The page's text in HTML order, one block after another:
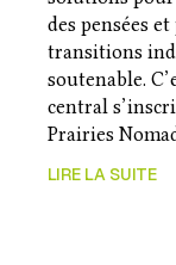
des pensées
transitions
soutenable.
central
Prairies
LIRE LA SUITE